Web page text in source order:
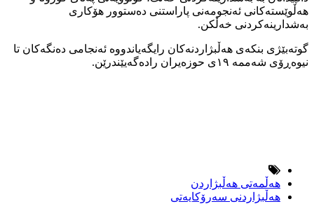
هەڵوێستەکانی ئەنجومەنی پاراستنی دەستوور هۆکاری
بەشدارینەکردنی خەڵکن.
گوتەبێژی بنکەی هەڵبژاردنەکان رایگەیاندووە ئەنجامی دەنگەکان تا
نیوەڕۆی شەممە ١٩ی حوزەیران رادەگەیێندرێن.
هه‌ڵمه‌تى هه‌ڵبژاردن
هه‌ڵبژاردنى سه‌رۆكایه‌تى